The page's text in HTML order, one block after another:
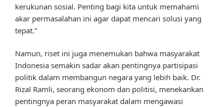
kerukunan sosial. Penting bagi kita untuk memahami
akar permasalahan ini agar dapat mencari solusi yang
tepat.”
Namun, riset ini juga menemukan bahwa masyarakat
Indonesia semakin sadar akan pentingnya partisipasi
politik dalam membangun negara yang lebih baik. Dr.
Rizal Ramli, seorang ekonom dan politisi, menekankan
pentingnya peran masyarakat dalam mengawasi